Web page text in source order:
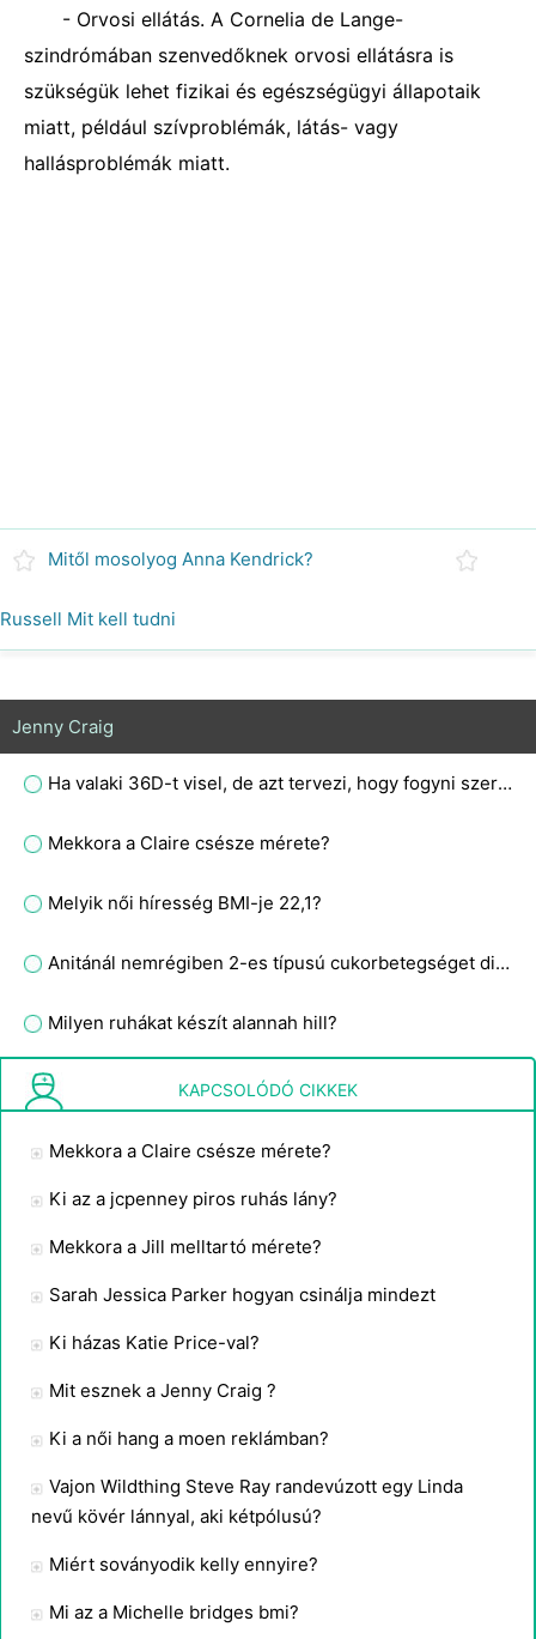
- Orvosi ellátás. A Cornelia de Lange-
szindrómában szenvedőknek orvosi ellátásra is
szükségük lehet fizikai és egészségügyi állapotaik
miatt, például szívproblémák, látás- vagy
hallásproblémák miatt.
Mitől mosolyog Anna Kendrick?
Russell Mit kell tudni
Jenny Craig
Ha valaki 36D-t visel, de azt tervezi, hogy fogyni szeretne 30 kilót, akkor a melle a diéta végén élénkebb lesz?
Mekkora a Claire csésze mérete?
Melyik női híresség BMI-je 22,1?
Anitánál nemrégiben 2-es típusú cukorbetegséget diagnosztizáltak. Melyik diéta a legjobb neki?
Milyen ruhákat készít alannah hill?
KAPCSOLÓDÓ CIKKEK
Mekkora a Claire csésze mérete?
Ki az a jcpenney piros ruhás lány?
Mekkora a Jill melltartó mérete?
Sarah Jessica Parker hogyan csinálja mindezt
Ki házas Katie Price-val?
Mit esznek a Jenny Craig ?
Ki a női hang a moen reklámban?
Vajon Wildthing Steve Ray randevúzott egy Linda
nevű kövér lánnyal, aki kétpólusú?
Miért soványodik kelly ennyire?
Mi az a Michelle bridges bmi?